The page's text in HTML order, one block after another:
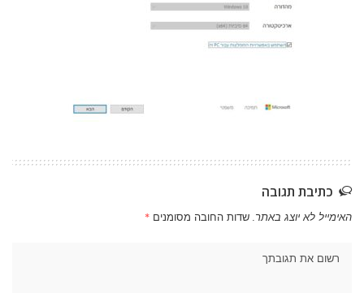
כתיבת תגובה
האימייל לא יוצג באתר. שדות החובה מסומנים *